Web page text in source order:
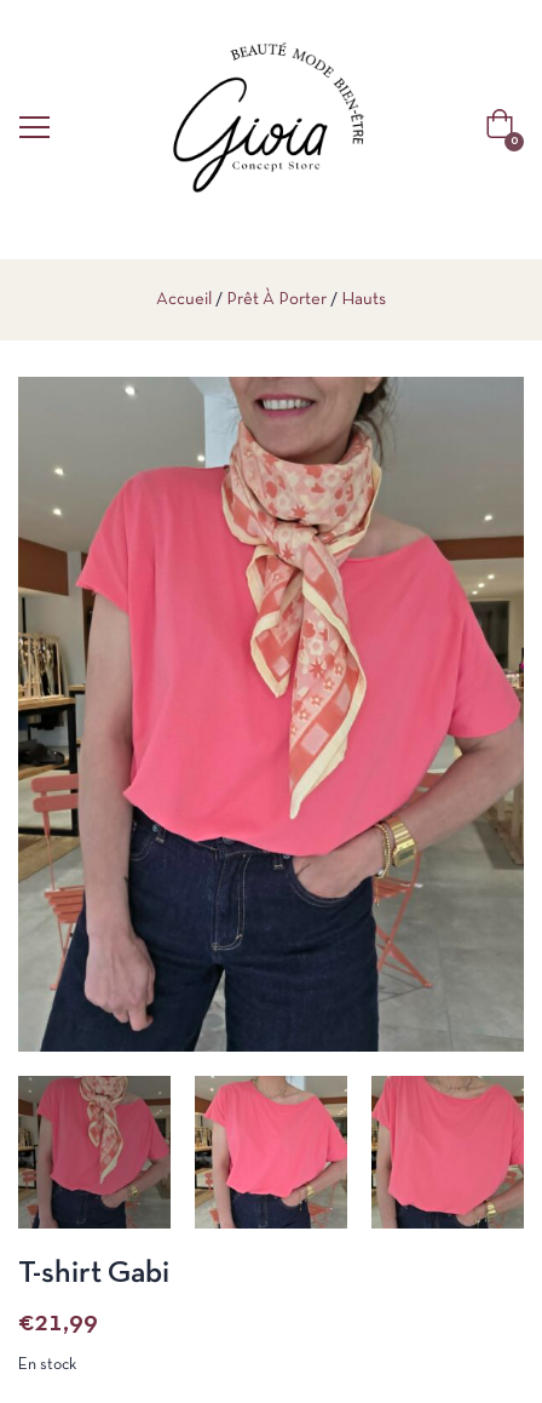
0
Accueil Prêt À Porter Hauts
T-shirt Gabi
€21,99
En stock